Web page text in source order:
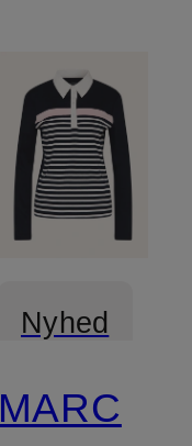
Nyhed
Certificeret
MARC